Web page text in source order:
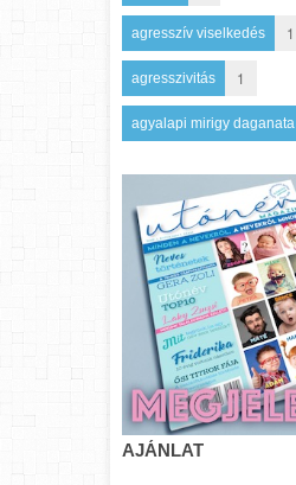
agresszív viselkedés 1
agresszivitás 1
agyalapi mirigy daganata
AJÁNLAT